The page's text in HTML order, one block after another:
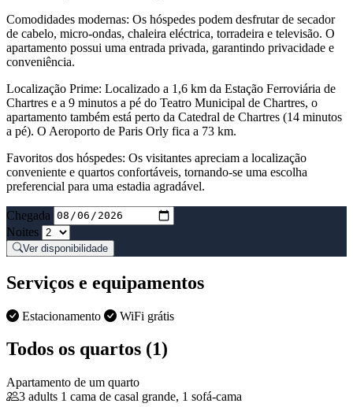
Comodidades modernas: Os hóspedes podem desfrutar de secador
de cabelo, micro-ondas, chaleira eléctrica, torradeira e televisão. O
apartamento possui uma entrada privada, garantindo privacidade e
conveniência.
Localização Prime: Localizado a 1,6 km da Estação Ferroviária de
Chartres e a 9 minutos a pé do Teatro Municipal de Chartres, o
apartamento também está perto da Catedral de Chartres (14 minutos
a pé). O Aeroporto de Paris Orly fica a 73 km.
Favoritos dos hóspedes: Os visitantes apreciam a localização
conveniente e quartos confortáveis, tornando-se uma escolha
preferencial para uma estadia agradável.
Chegada
Noites
Ver disponibilidade
Serviços e equipamentos
Estacionamento WiFi grátis
Todos os quartos (1)
Apartamento de um quarto
3 adults 1 cama de casal grande, 1 sofá-cama